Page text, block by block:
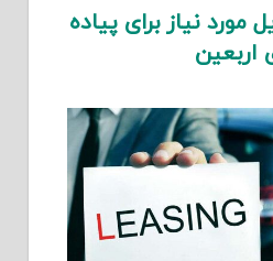
نیاز برای پیاده
اربعین